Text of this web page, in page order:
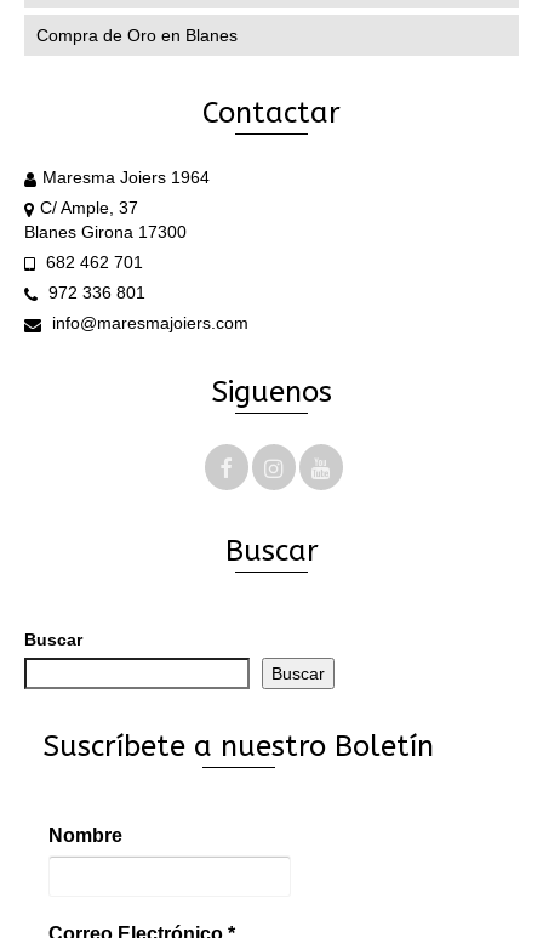
Compra de Oro en Blanes
Contactar
Maresma Joiers 1964
C/ Ample, 37
Blanes Girona 17300
682 462 701
972 336 801
info@maresmajoiers.com
Siguenos
Buscar
Buscar
Buscar
Suscríbete a nuestro Boletín
Nombre
Correo Electrónico *